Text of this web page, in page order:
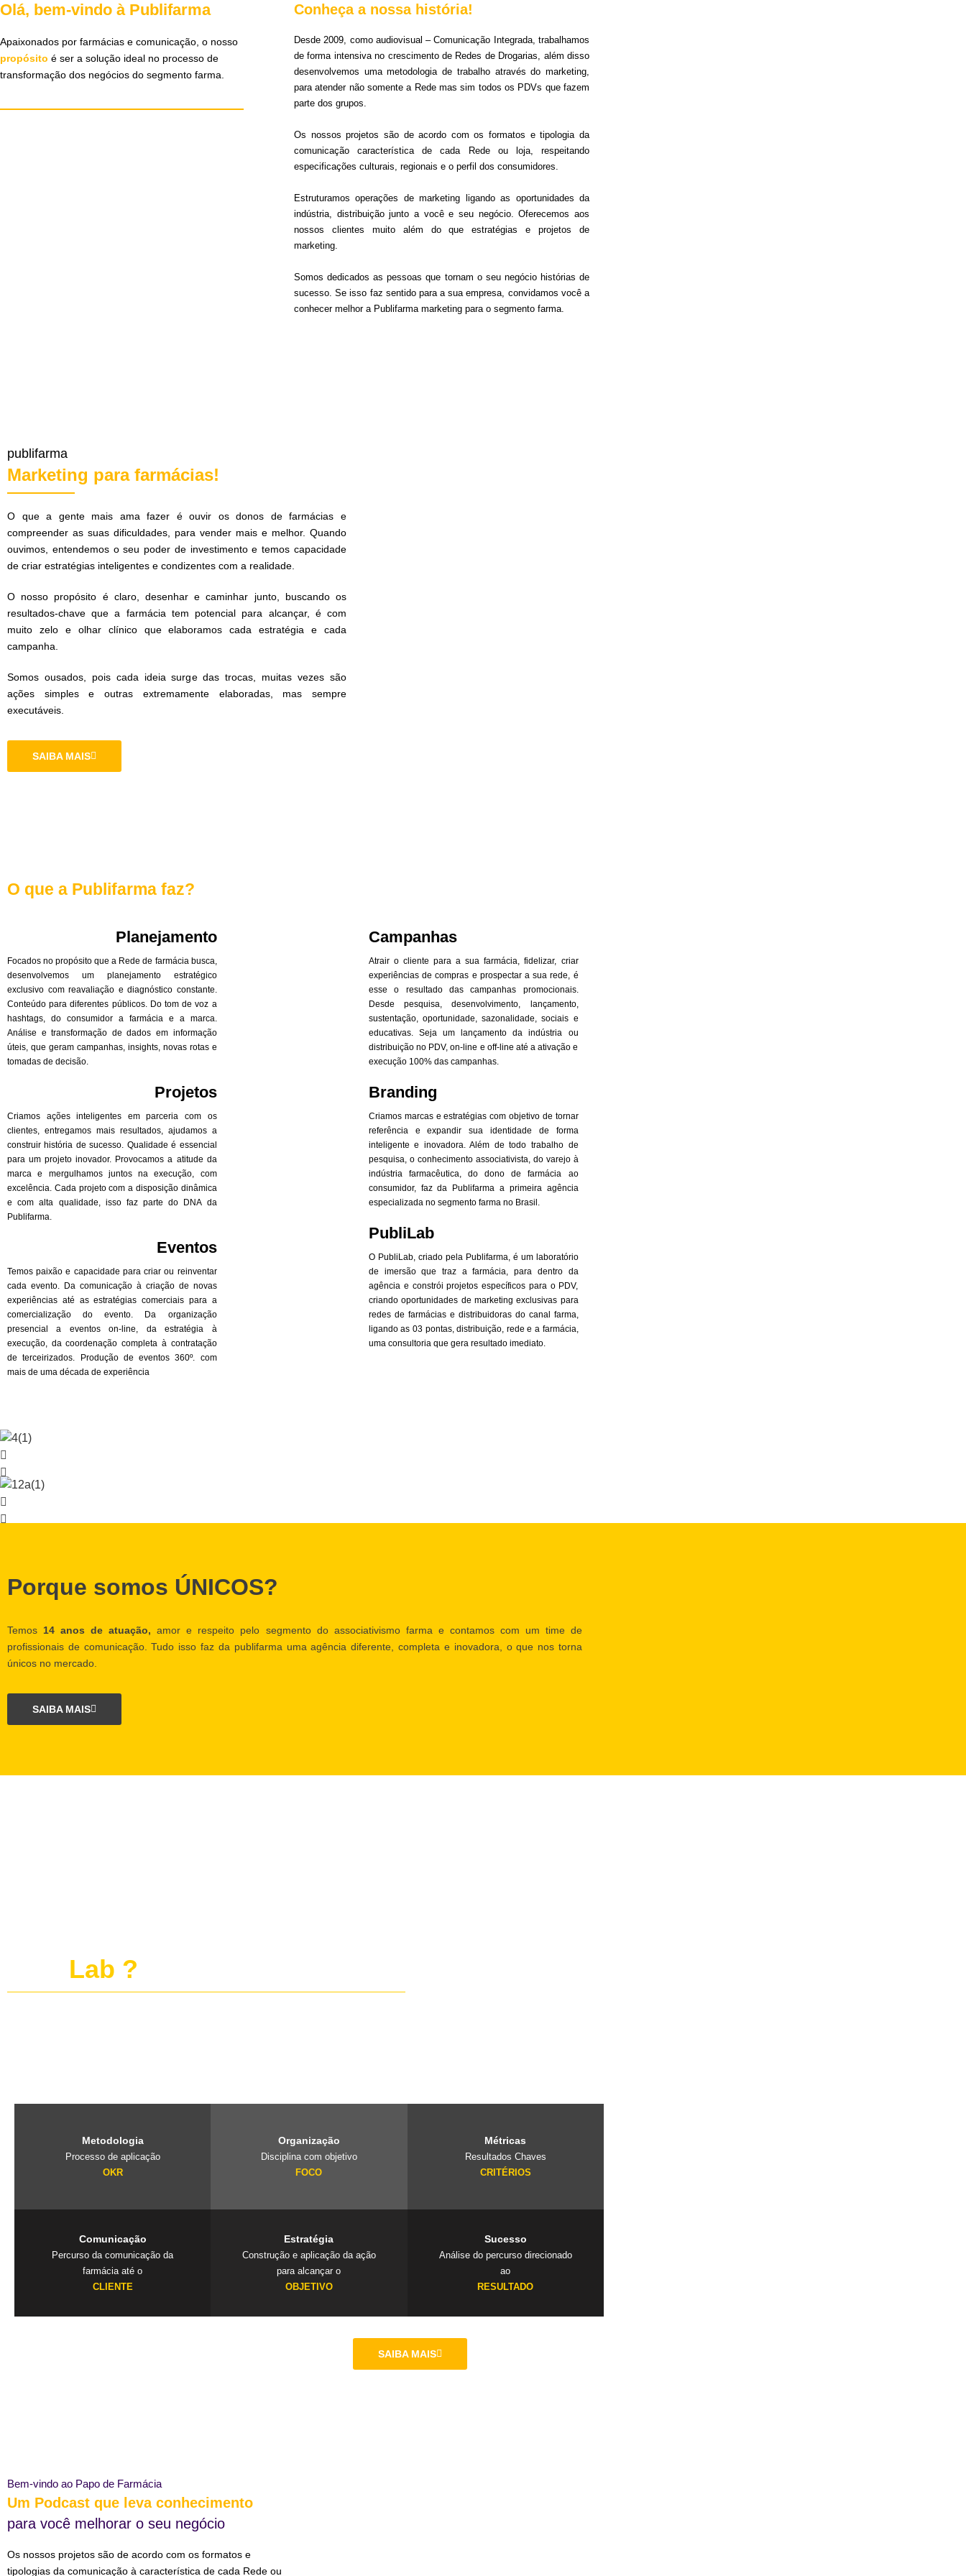
Olá, bem-vindo à Publifarma
Apaixonados por farmácias e comunicação, o nosso
propósito é ser a solução ideal no processo de
transformação dos negócios do segmento farma.
Conheça a nossa história!
Desde 2009, como audiovisual – Comunicação Integrada, trabalhamos
de forma intensiva no crescimento de Redes de Drogarias, além disso
desenvolvemos uma metodologia de trabalho através do marketing,
para atender não somente a Rede mas sim todos os PDVs que fazem
parte dos grupos.
Os nossos projetos são de acordo com os formatos e tipologia da
comunicação característica de cada Rede ou loja, respeitando
especificações culturais, regionais e o perfil dos consumidores.
Estruturamos operações de marketing ligando as oportunidades da
indústria, distribuição junto a você e seu negócio. Oferecemos aos
nossos clientes muito além do que estratégias e projetos de
marketing.
Somos dedicados as pessoas que tornam o seu negócio histórias de
sucesso. Se isso faz sentido para a sua empresa, convidamos você a
conhecer melhor a Publifarma marketing para o segmento farma.
publifarma
Marketing para farmácias!
O que a gente mais ama fazer é ouvir os donos de farmácias e
compreender as suas dificuldades, para vender mais e melhor. Quando
ouvimos, entendemos o seu poder de investimento e temos capacidade
de criar estratégias inteligentes e condizentes com a realidade.
O nosso propósito é claro, desenhar e caminhar junto, buscando os
resultados-chave que a farmácia tem potencial para alcançar, é com
muito zelo e olhar clínico que elaboramos cada estratégia e cada
campanha.
Somos ousados, pois cada ideia surge das trocas, muitas vezes são
ações simples e outras extremamente elaboradas, mas sempre
executáveis.
SAIBA MAIS
O que a Publifarma faz?
Planejamento
Focados no propósito que a Rede de farmácia busca,
desenvolvemos um planejamento estratégico
exclusivo com reavaliação e diagnóstico constante.
Conteúdo para diferentes públicos. Do tom de voz a
hashtags, do consumidor a farmácia e a marca.
Análise e transformação de dados em informação
úteis, que geram campanhas, insights, novas rotas e
tomadas de decisão.
Projetos
Criamos ações inteligentes em parceria com os
clientes, entregamos mais resultados, ajudamos a
construir história de sucesso. Qualidade é essencial
para um projeto inovador. Provocamos a atitude da
marca e mergulhamos juntos na execução, com
excelência. Cada projeto com a disposição dinâmica
e com alta qualidade, isso faz parte do DNA da
Publifarma.
Eventos
Temos paixão e capacidade para criar ou reinventar
cada evento. Da comunicação à criação de novas
experiências até as estratégias comerciais para a
comercialização do evento. Da organização
presencial a eventos on-line, da estratégia à
execução, da coordenação completa à contratação
de terceirizados. Produção de eventos 360º. com
mais de uma década de experiência
Campanhas
Atrair o cliente para a sua farmácia, fidelizar, criar
experiências de compras e prospectar a sua rede, é
esse o resultado das campanhas promocionais.
Desde pesquisa, desenvolvimento, lançamento,
sustentação, oportunidade, sazonalidade, sociais e
educativas. Seja um lançamento da indústria ou
distribuição no PDV, on-line e off-line até a ativação e
execução 100% das campanhas.
Branding
Criamos marcas e estratégias com objetivo de tornar
referência e expandir sua identidade de forma
inteligente e inovadora. Além de todo trabalho de
pesquisa, o conhecimento associativista, do varejo à
indústria farmacêutica, do dono de farmácia ao
consumidor, faz da Publifarma a primeira agência
especializada no segmento farma no Brasil.
PubliLab
O PubliLab, criado pela Publifarma, é um laboratório
de imersão que traz a farmácia, para dentro da
agência e constrói projetos específicos para o PDV,
criando oportunidades de marketing exclusivas para
redes de farmácias e distribuidoras do canal farma,
ligando as 03 pontas, distribuição, rede e a farmácia,
uma consultoria que gera resultado imediato.
Porque somos ÚNICOS?
Temos 14 anos de atuação, amor e respeito pelo segmento do associativismo farma e contamos com um time de
profissionais de comunicação. Tudo isso faz da publifarma uma agência diferente, completa e inovadora, o que nos torna
únicos no mercado.
SAIBA MAIS
Lab ?
Metodologia
Processo de aplicação
OKR
Organização
Disciplina com objetivo
FOCO
Métricas
Resultados Chaves
CRITÉRIOS
Comunicação
Percurso da comunicação da
farmácia até o
CLIENTE
Estratégia
Construção e aplicação da ação
para alcançar o
OBJETIVO
Sucesso
Análise do percurso direcionado
ao
RESULTADO
SAIBA MAIS
Bem-vindo ao Papo de Farmácia
Um Podcast que leva conhecimento
para você melhorar o seu negócio
Os nossos projetos são de acordo com os formatos e
tipologias da comunicação à característica de cada Rede ou